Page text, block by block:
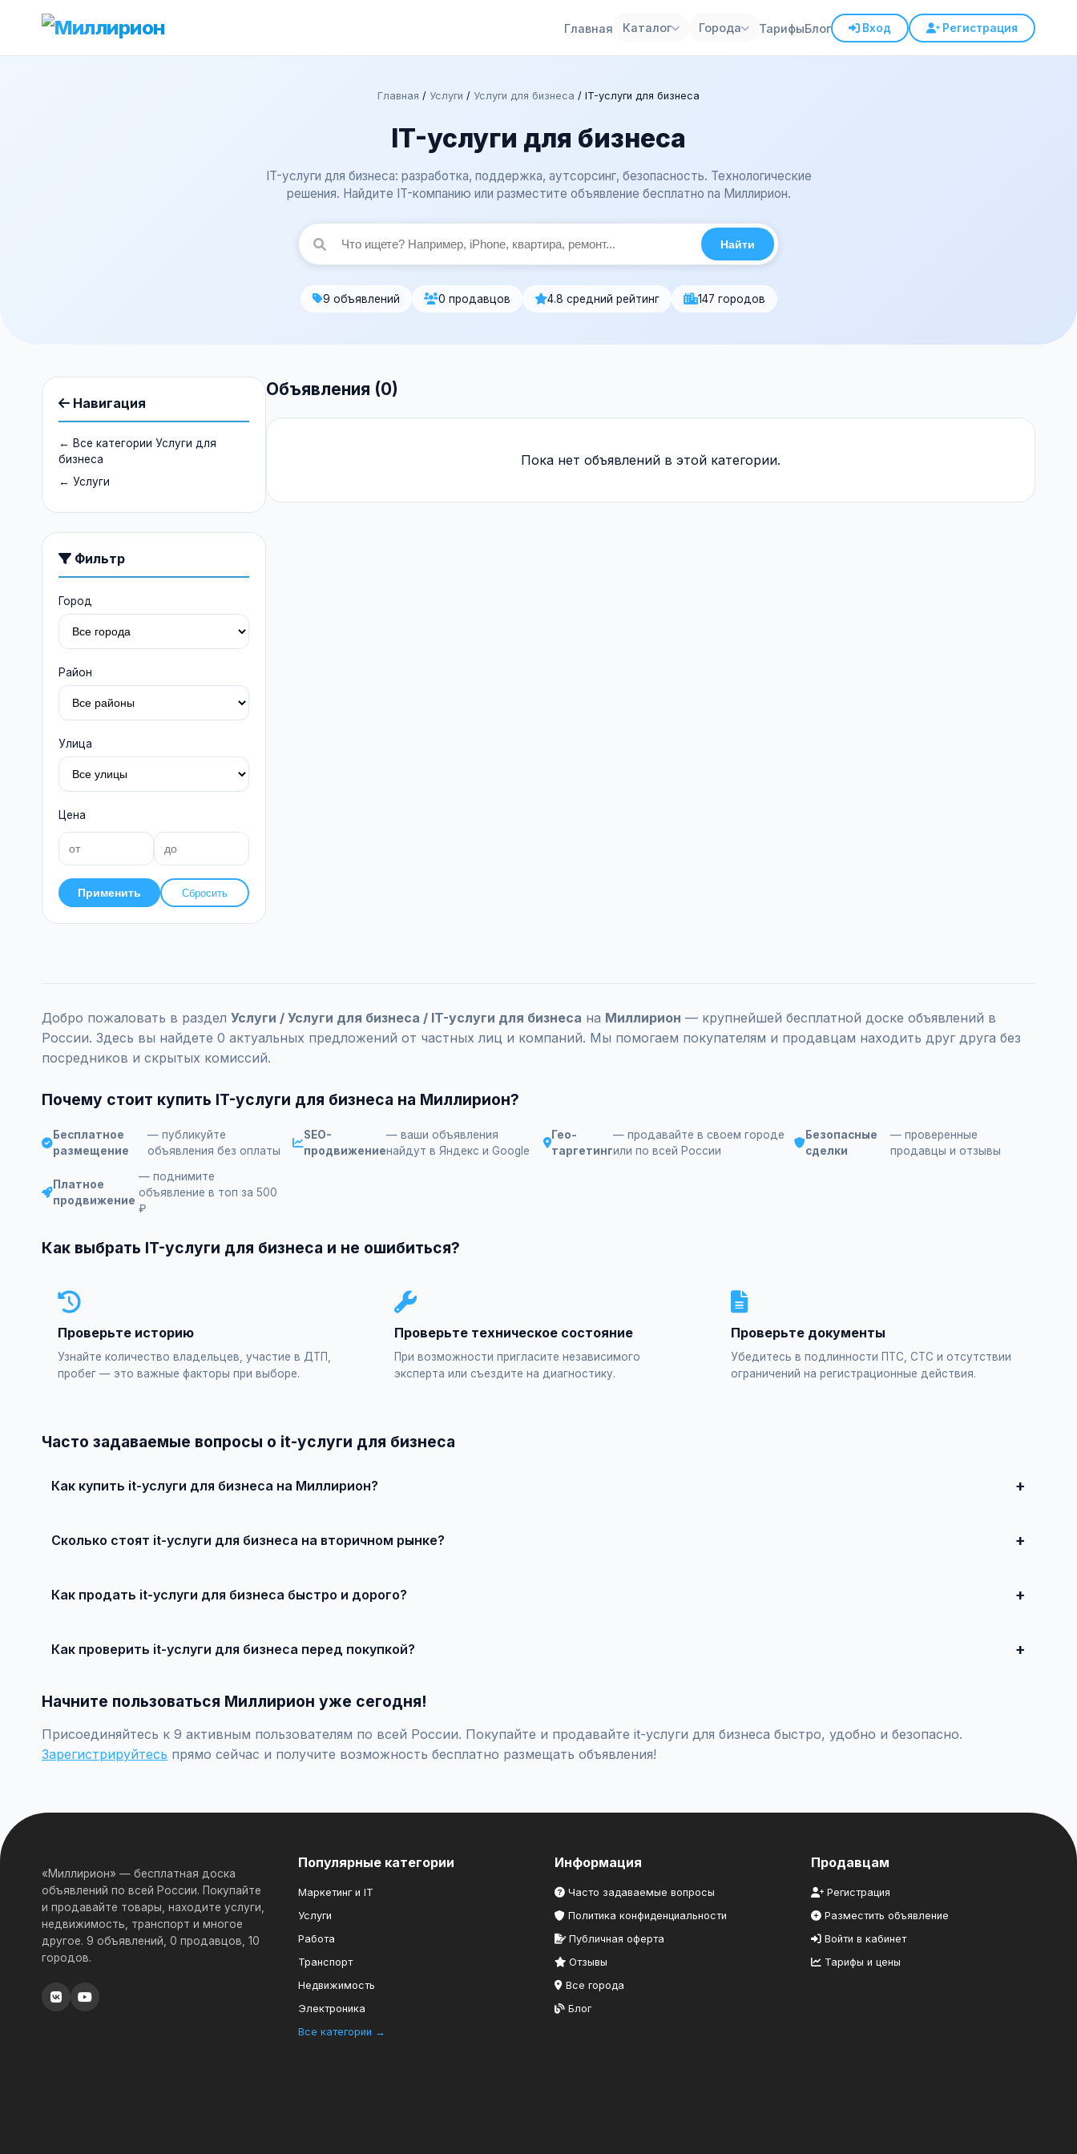
Главная Каталог Города ТарифыБлог Вход Регистрация
Главная / Услуги / Услуги для бизнеса / IT-услуги для бизнеса
IT-услуги для бизнеса
IT-услуги для бизнеса: разработка, поддержка, аутсорсинг, безопасность. Технологические
решения. Найдите IT-компанию или разместите объявление бесплатно na Миллирион.
Найти
9 объявлений 0 продавцов 4.8 средний рейтинг 147 городов
Навигация
← Все категории Услуги для
бизнеса
← Услуги
Фильтр
Город
Район
Улица
Цена
Применить Сбросить
Объявления (0)
Пока нет объявлений в этой категории.
Добро пожаловать в раздел Услуги / Услуги для бизнеса / IT-услуги для бизнеса на Миллирион — крупнейшей бесплатной доске объявлений в
России. Здесь вы найдете 0 актуальных предложений от частных лиц и компаний. Мы помогаем покупателям и продавцам находить друг друга без
посредников и скрытых комиссий.
Почему стоит купить IT-услуги для бизнеса на Миллирион?
Бесплатное
размещение
— публикуйте
объявления без оплаты
SEO-
продвижение
— ваши объявления
найдут в Яндекс и Google
Гео-
таргетинг
— продавайте в своем городе
или по всей России
Безопасные
сделки
— проверенные
продавцы и отзывы
Платное
продвижение
— поднимите
объявление в топ за 500
₽
Как выбрать IT-услуги для бизнеса и не ошибиться?
Проверьте историю
Узнайте количество владельцев, участие в ДТП,
пробег — это важные факторы при выборе.
Проверьте техническое состояние
При возможности пригласите независимого
эксперта или съездите на диагностику.
Проверьте документы
Убедитесь в подлинности ПТС, СТС и отсутствии
ограничений на регистрационные действия.
Часто задаваемые вопросы о it-услуги для бизнеса
Как купить it-услуги для бизнеса на Миллирион?
Сколько стоят it-услуги для бизнеса на вторичном рынке?
Как продать it-услуги для бизнеса быстро и дорого?
Как проверить it-услуги для бизнеса перед покупкой?
Начните пользоваться Миллирион уже сегодня!
Присоединяйтесь к 9 активным пользователям по всей России. Покупайте и продавайте it-услуги для бизнеса быстро, удобно и безопасно.
Зарегистрируйтесь прямо сейчас и получите возможность бесплатно размещать объявления!
«Миллирион» — бесплатная доска
объявлений по всей России. Покупайте
и продавайте товары, находите услуги,
недвижимость, транспорт и многое
другое. 9 объявлений, 0 продавцов, 10
городов.
Популярные категории
Маркетинг и IT
Услуги
Работа
Транспорт
Недвижимость
Электроника
Все категории →
Информация
Часто задаваемые вопросы
Политика конфиденциальности
Публичная оферта
Отзывы
Все города
Блог
Продавцам
Регистрация
Разместить объявление
Войти в кабинет
Тарифы и цены